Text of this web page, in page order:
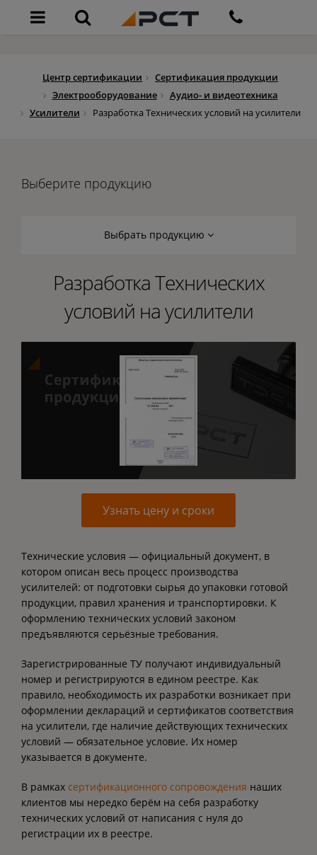
Центр сертификации
Сертификация продукции
Электрооборудование
Аудио- и видеотехника
Усилители
Разработка Технических условий на усилители
Выберите продукцию
Выбрать продукцию
Разработка Технических
условий на усилители
Узнать цену и сроки
Технические условия — официальный документ, в
котором описан весь процесс производства
усилителей: от подготовки сырья до упаковки готовой
продукции, правил хранения и транспортировки. К
оформлению технических условий законом
предъявляются серьёзные требования.
Зарегистрированные ТУ получают индивидуальный
номер и регистрируются в едином реестре. Как
правило, необходимость их разработки возникает при
оформлении деклараций и сертификатов соответствия
на усилители, где наличие действующих технических
условий — обязательное условие. Их номер
указывается в документе.
В рамках сертификационного сопровождения наших
клиентов мы нередко берём на себя разработку
технических условий от написания с нуля до
регистрации их в реестре.